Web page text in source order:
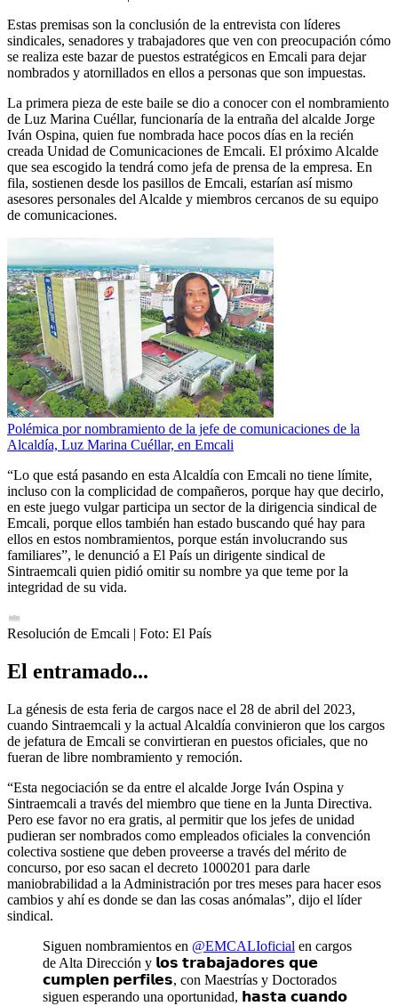
Estas premisas son la conclusión de la entrevista con líderes
sindicales, senadores y trabajadores que ven con preocupación cómo
se realiza este bazar de puestos estratégicos en Emcali para dejar
nombrados y atornillados en ellos a personas que son impuestas.
La primera pieza de este baile se dio a conocer con el nombramiento
de Luz Marina Cuéllar, funcionaría de la entraña del alcalde Jorge
Iván Ospina, quien fue nombrada hace pocos días en la recién
creada Unidad de Comunicaciones de Emcali. El próximo Alcalde
que sea escogido la tendrá como jefa de prensa de la empresa. En
fila, sostienen desde los pasillos de Emcali, estarían así mismo
asesores personales del Alcalde y miembros cercanos de su equipo
de comunicaciones.
Polémica por nombramiento de la jefe de comunicaciones de la
Alcaldía, Luz Marina Cuéllar, en Emcali
“Lo que está pasando en esta Alcaldía con Emcali no tiene límite,
incluso con la complicidad de compañeros, porque hay que decirlo,
en este juego vulgar participa un sector de la dirigencia sindical de
Emcali, porque ellos también han estado buscando qué hay para
ellos en estos nombramientos, porque están involucrando sus
familiares”, le denunció a El País un dirigente sindical de
Sintraemcali quien pidió omitir su nombre ya que teme por la
integridad de su vida.
Resolución de Emcali | Foto: El País
El entramado...
La génesis de esta feria de cargos nace el 28 de abril del 2023,
cuando Sintraemcali y la actual Alcaldía convinieron que los cargos
de jefatura de Emcali se convirtieran en puestos oficiales, que no
fueran de libre nombramiento y remoción.
“Esta negociación se da entre el alcalde Jorge Iván Ospina y
Sintraemcali a través del miembro que tiene en la Junta Directiva.
Pero ese favor no era gratis, al permitir que los jefes de unidad
pudieran ser nombrados como empleados oficiales la convención
colectiva sostiene que deben proveerse a través del mérito de
concurso, por eso sacan el decreto 1000201 para darle
maniobrabilidad a la Administración por tres meses para hacer esos
cambios y ahí es donde se dan las cosas anómalas”, dijo el líder
sindical.
Siguen nombramientos en @EMCALIoficial en cargos
de Alta Dirección y 𝗹𝗼𝘀 𝘁𝗿𝗮𝗯𝗮𝗷𝗮𝗱𝗼𝗿𝗲𝘀 𝗾𝘂𝗲
𝗰𝘂𝗺𝗽𝗹𝗲𝗻 𝗽𝗲𝗿𝗳𝗶𝗹𝗲𝘀, con Maestrías y Doctorados
siguen esperando una oportunidad, 𝗵𝗮𝘀𝘁𝗮 𝗰𝘂𝗮𝗻𝗱𝗼